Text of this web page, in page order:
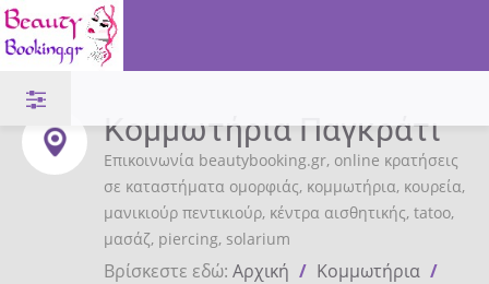
Κομμωτήρια Παγκράτι
Επικοινωνία beautybooking.gr, online κρατήσεις
σε καταστήματα ομορφιάς, κομμωτήρια, κουρεία,
μανικιούρ πεντικιούρ, κέντρα αισθητικής, tatoo,
μασάζ, piercing, solarium
Βρίσκεστε εδώ: Αρχική / Κομμωτήρια /